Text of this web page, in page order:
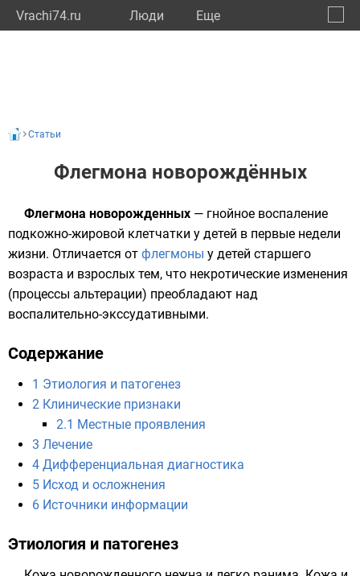
Vrachi74.ru Люди Eще
Статьи
Флегмона новорождённых
Флегмона новорожденных — гнойное воспаление
подкожно-жировой клетчатки у детей в первые недели
жизни. Отличается от флегмоны у детей старшего
возраста и взрослых тем, что некротические изменения
(процессы альтерации) преобладают над
воспалительно-экссудативными.
Содержание
1 Этиология и патогенез
2 Клинические признаки
2.1 Местные проявления
3 Лечение
4 Дифференциальная диагностика
5 Исход и осложнения
6 Источники информации
Этиология и патогенез